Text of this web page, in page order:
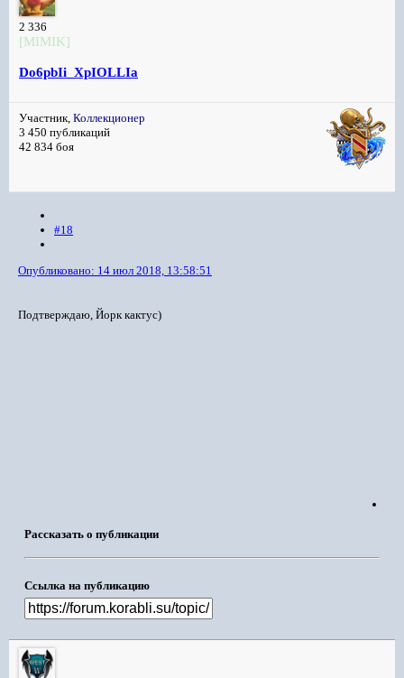
2 336
[MIMIK]
Do6pbIi_XpIOLLIa
Участник, Коллекционер
3 450 публикаций
42 834 боя
#18
Опубликовано: 14 июл 2018, 13:58:51
Подтверждаю, Йорк кактус)
Рассказать о публикации
Ссылка на публикацию